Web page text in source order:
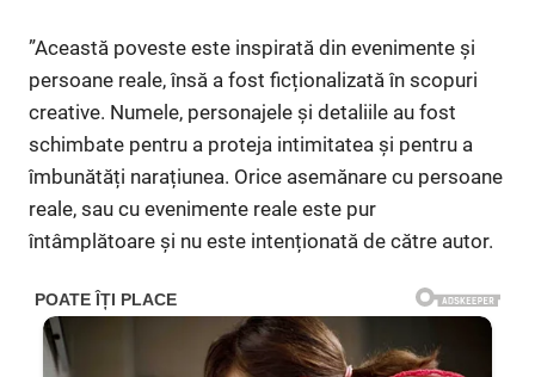
”Această poveste este inspirată din evenimente și
persoane reale, însă a fost ficționalizată în scopuri
creative. Numele, personajele și detaliile au fost
schimbate pentru a proteja intimitatea și pentru a
îmbunătăți narațiunea. Orice asemănare cu persoane
reale, sau cu evenimente reale este pur
întâmplătoare și nu este intenționată de către autor.